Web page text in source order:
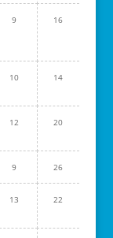
9 16
10 14
12 20
9 26
13 22